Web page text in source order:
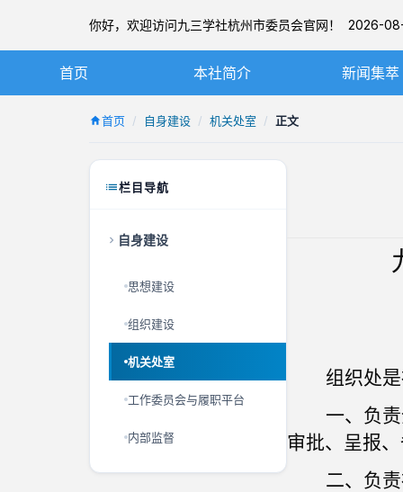
你好，欢迎访问九三学社杭州市委员会官网！ 2026-
首页 本社简介
九三学社简介
新闻集萃
首页 自身建设 机关处室 正文
栏目导航
自身建设
思想建设
组织建设
机关处室
工作委员会与履职平台
内部监督
组织处
一、负
审批、呈报
二、负